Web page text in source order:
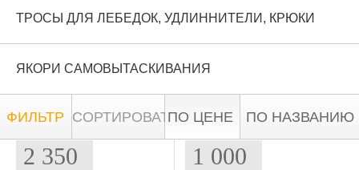
ТРОСЫ ДЛЯ ЛЕБЕДОК, УДЛИННИТЕЛИ, КРЮКИ
ЯКОРИ САМОВЫТАСКИВАНИЯ
ФИЛЬТР СОРТИРОВАТЬ:ПО ЦЕНЕ ПО НАЗВАНИЮ
2 350 1 000